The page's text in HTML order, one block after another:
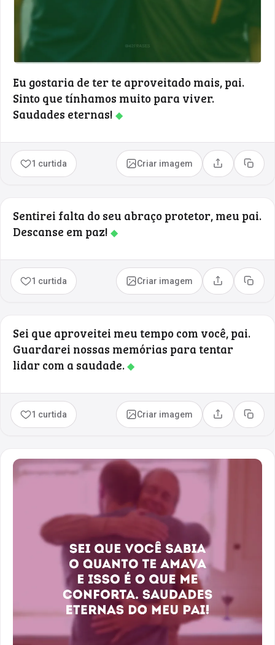
Eu gostaria de ter te aproveitado mais, pai.
Sinto que tínhamos muito para viver.
Saudades eternas! ◆
1 curtida Criar imagem Compartilhar
Copiar
Sentirei falta do seu abraço protetor, meu pai.
Descanse em paz! ◆
1 curtida Criar imagem Compartilhar
Copiar
Sei que aproveitei meu tempo com você, pai.
Guardarei nossas memórias para tentar
lidar com a saudade.◆
1 curtida Criar imagem Compartilhar
Copiar